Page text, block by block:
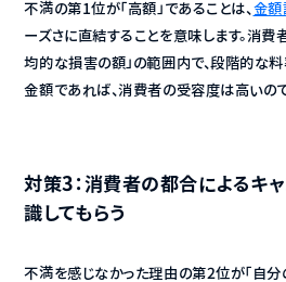
不満の第1位が「高額」であることは、 金額
ーズさに直結することを意味します。消
均的な損害の額」の範囲内で、段階的な料
金額であれば、消費者の受容度は高いので
対策3：消費者の都合によるキ
識してもらう
不満を感じなかった理由の第2位が「自分